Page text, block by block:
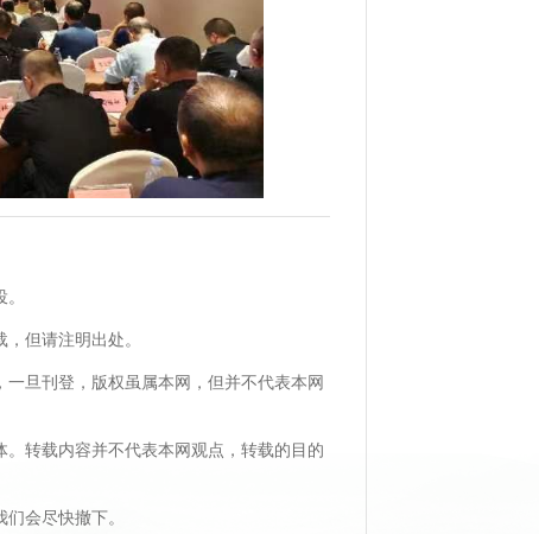
但请注明出处。
旦刊登，版权虽属本网，但并不代表本网
转载内容并不代表本网观点，转载的目的
会尽快撤下。